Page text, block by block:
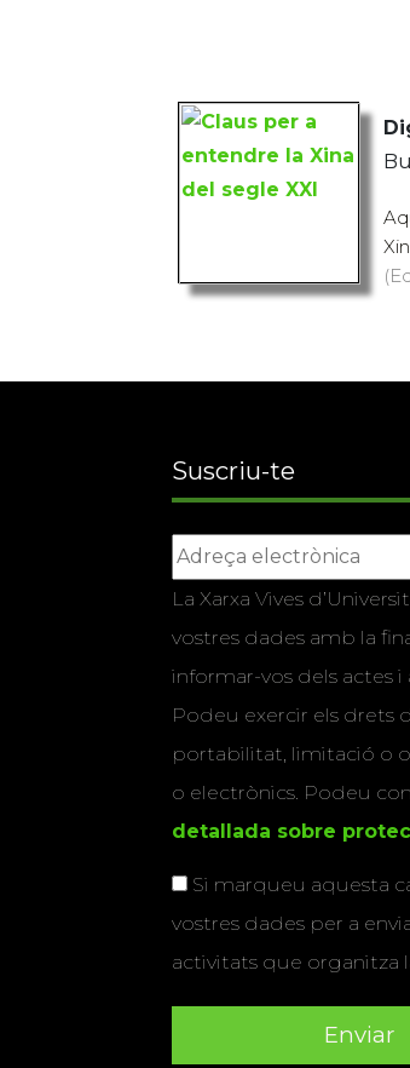
Suscriu-te
La Xarxa Vives
vostres dades amb la
informar-vos dels actes i
Podeu exercir els drets
portabilitat, limitació o
o electrònics. Podeu
detallada sobre
Si marqueu aquesta
vostres dades per a
activitats que organitza